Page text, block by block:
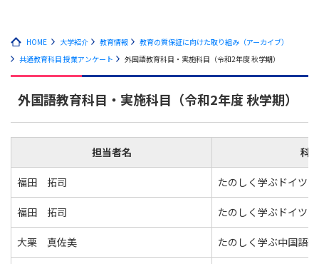
HOME 大学紹介 教育情報
教育の質保証に向けた取り組み（アーカイブ）
共通教育科目 授業アンケート
外国語教育科目・実施科目（令和2年度 秋学期）
外国語教育科目・実施科目（令和2年度 秋学期）
担当者名 科
福田 拓司 たのしく学ぶドイツ語
福田 拓司 たのしく学ぶドイツ語
大栗 真佐美 たのしく学ぶ中国語ⅠＢ